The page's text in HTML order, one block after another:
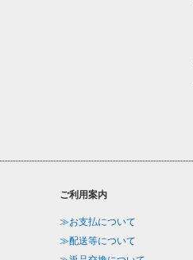
ご利用案内
≫お支払について
≫配送等について